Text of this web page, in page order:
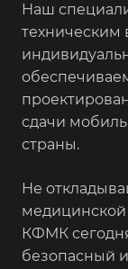
Наш
техническим
сдачи
страны.
Не
КФМК
безопасный